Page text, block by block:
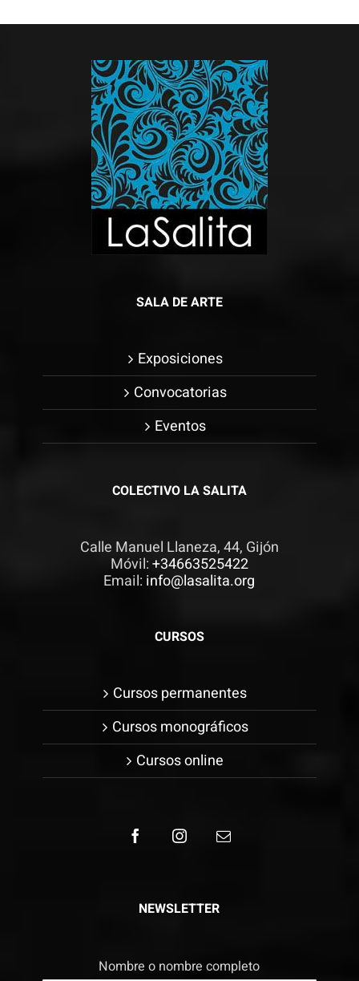
SALA DE ARTE
Exposiciones
Convocatorias
Eventos
COLECTIVO LA SALITA
Calle Manuel Llaneza, 44, Gijón
Móvil:+34663525422
Email: info@lasalita.org
CURSOS
Cursos permanentes
Cursos monográficos
Cursos online
NEWSLETTER
Nombre o nombre completo